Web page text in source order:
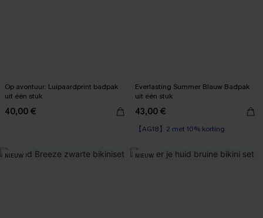
Op avontuur: Luipaardprint badpak
uit één stuk
40,00 €
Everlasting Summer Blauw Badpak
uit één stuk
43,00 €
【AG18】2 met 10% korting
NIEUW NIEUW